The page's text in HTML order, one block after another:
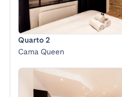
Quarto 2
Cama Queen